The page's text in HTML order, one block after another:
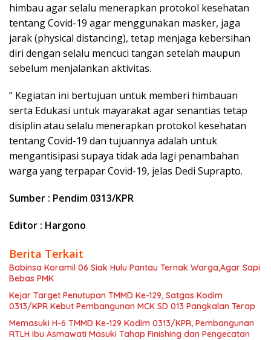
himbau agar selalu menerapkan protokol kesehatan
tentang Covid-19 agar menggunakan masker, jaga
jarak (physical distancing), tetap menjaga kebersihan
diri dengan selalu mencuci tangan setelah maupun
sebelum menjalankan aktivitas.
” Kegiatan ini bertujuan untuk memberi himbauan
serta Edukasi untuk mayarakat agar senantias tetap
disiplin atau selalu menerapkan protokol kesehatan
tentang Covid-19 dan tujuannya adalah untuk
mengantisipasi supaya tidak ada lagi penambahan
warga yang terpapar Covid-19, jelas Dedi Suprapto.
Sumber : Pendim 0313/KPR
Editor : Hargono
Berita Terkait
Babinsa Koramil 06 Siak Hulu Pantau Ternak Warga,Agar Sapi
Bebas PMK
Kejar Target Penutupan TMMD Ke-129, Satgas Kodim
0313/KPR Kebut Pembangunan MCK SD 013 Pangkalan Terap
Memasuki H-6 TMMD Ke-129 Kodim 0313/KPR, Pembangunan
RTLH Ibu Asmawati Masuki Tahap Finishing dan Pengecatan